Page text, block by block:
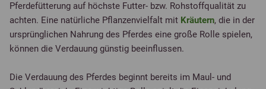
Pferdefütterung auf höchste Futter- bzw. Rohstoffqualität zu
achten. Eine natürliche Pflanzenvielfalt mit Kräutern, die in der
ursprünglichen Nahrung des Pferdes eine große Rolle spielen,
können die Verdauung günstig beeinflussen.
Die Verdauung des Pferdes beginnt bereits im Maul- und